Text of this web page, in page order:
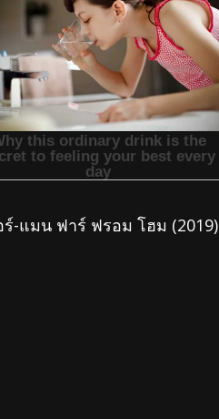
-แมน ฟาร์ ฟรอม โฮม (2019)